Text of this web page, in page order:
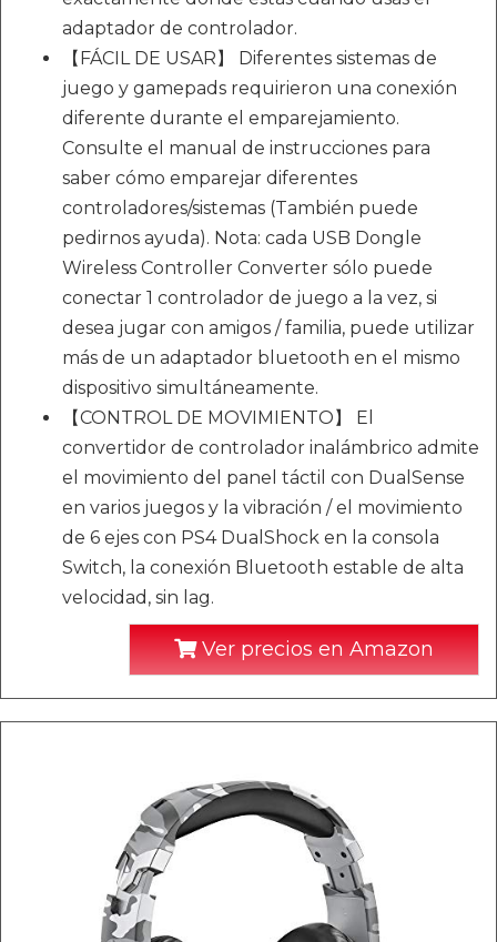
adaptador de controlador.
【FÁCIL DE USAR】 Diferentes sistemas de
juego y gamepads requirieron una conexión
diferente durante el emparejamiento.
Consulte el manual de instrucciones para
saber cómo emparejar diferentes
controladores/sistemas (También puede
pedirnos ayuda). Nota: cada USB Dongle
Wireless Controller Converter sólo puede
conectar 1 controlador de juego a la vez, si
desea jugar con amigos / familia, puede utilizar
más de un adaptador bluetooth en el mismo
dispositivo simultáneamente.
【CONTROL DE MOVIMIENTO】 El
convertidor de controlador inalámbrico admite
el movimiento del panel táctil con DualSense
en varios juegos y la vibración / el movimiento
de 6 ejes con PS4 DualShock en la consola
Switch, la conexión Bluetooth estable de alta
velocidad, sin lag.
Ver precios en Amazon